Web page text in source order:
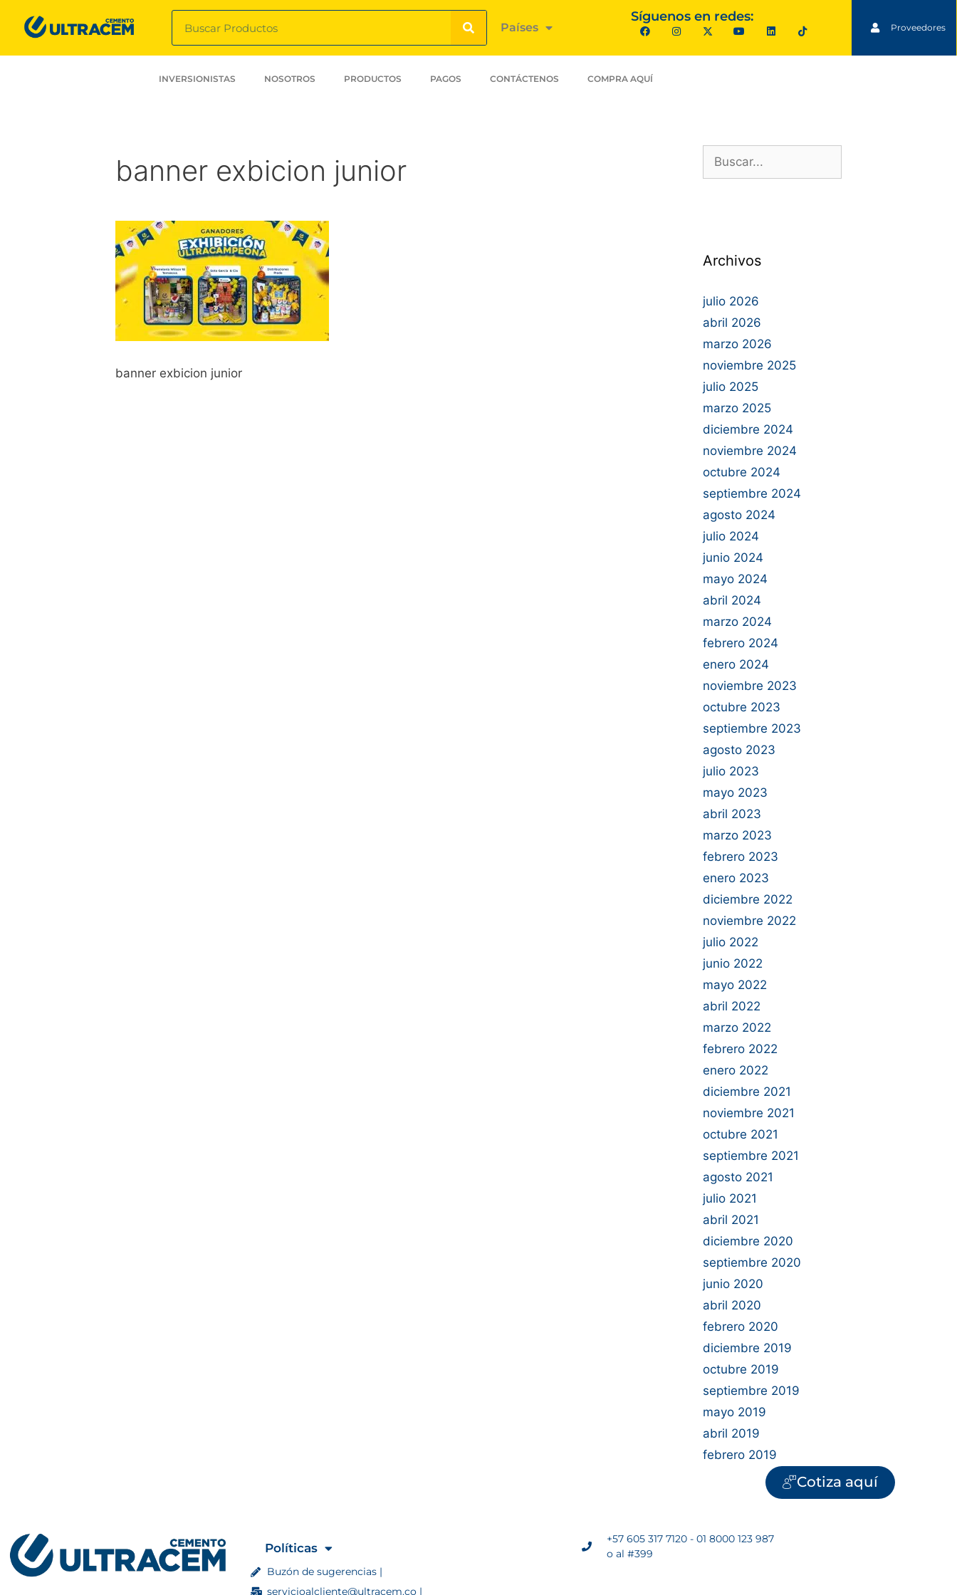
Países
Síguenos en redes:
Proveedores
INVERSIONISTAS NOSOTROS PRODUCTOS PAGOS CONTÁCTENOS COMPRA AQUÍ
banner exbicion junior
banner exbicion junior
Archivos
julio 2026
abril 2026
marzo 2026
noviembre 2025
julio 2025
marzo 2025
diciembre 2024
noviembre 2024
octubre 2024
septiembre 2024
agosto 2024
julio 2024
junio 2024
mayo 2024
abril 2024
marzo 2024
febrero 2024
enero 2024
noviembre 2023
octubre 2023
septiembre 2023
agosto 2023
julio 2023
mayo 2023
abril 2023
marzo 2023
febrero 2023
enero 2023
diciembre 2022
noviembre 2022
julio 2022
junio 2022
mayo 2022
abril 2022
marzo 2022
febrero 2022
enero 2022
diciembre 2021
noviembre 2021
octubre 2021
septiembre 2021
agosto 2021
julio 2021
abril 2021
diciembre 2020
septiembre 2020
junio 2020
abril 2020
febrero 2020
diciembre 2019
octubre 2019
septiembre 2019
mayo 2019
abril 2019
febrero 2019
Políticas
Buzón de sugerencias |
servicioalcliente@ultracem.co |
+57 605 317 7120 - 01 8000 123 987
o al #399
Cotiza aquí